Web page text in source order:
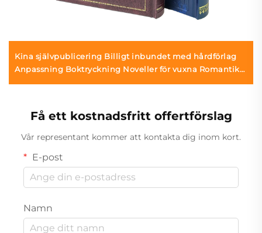
Kina självpublicering Billigt inbundet med hårdförlag
Anpassning Boktryckning Noveller för vuxna Romantik
Få ett kostnadsfritt offertförslag
Vår representant kommer att kontakta dig inom kort.
E-post
Namn